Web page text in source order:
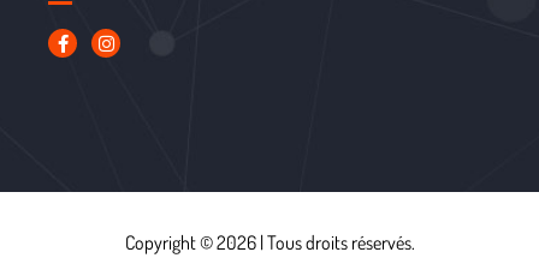
Copyright © 2026 | Tous droits réservés.